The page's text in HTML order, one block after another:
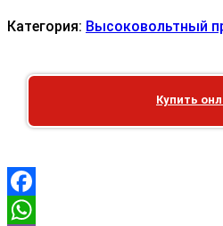
Категория: Высоковольтный
Купить
Facebook